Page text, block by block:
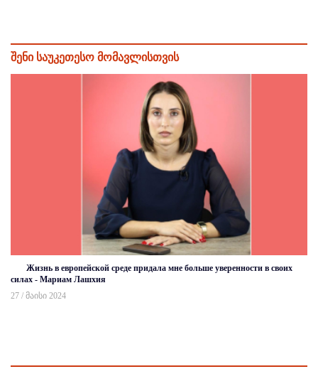
შენი საუკეთესო მომავლისთვის
Жизнь в европейской среде придала мне больше уверенности в своих
силах - Мариам Лашхия
27 / მაისი 2024